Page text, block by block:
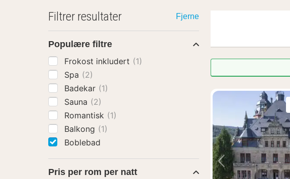
Forrige bilde
Filtrer resultater Fjerne
Populære filtre
Frokost inkludert (1)
Spa (2)
Badekar (1)
Sauna (2)
Romantisk (1)
Balkong (1)
Boblebad
Pris per rom per natt